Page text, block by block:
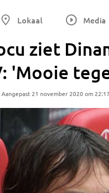
Lokaal Media
ziet
'Mooie
21 november 2020 om 22:17